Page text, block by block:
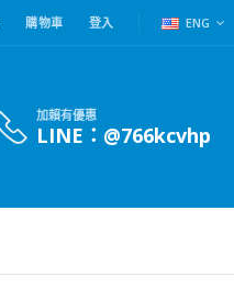
購物車 登入 ENG
加賴有優惠
LINE：@766kcvhp